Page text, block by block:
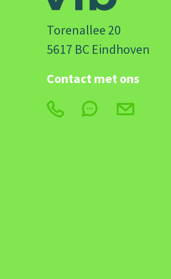
Torenallee 20
5617 BC Eindhoven
Contact met ons